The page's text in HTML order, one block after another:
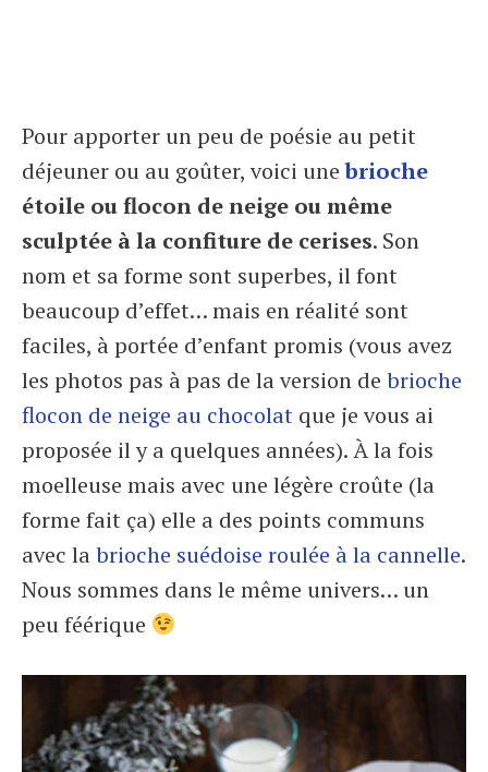
Pour apporter un peu de poésie au petit
déjeuner ou au goûter, voici unebrioche
étoile ou flocon de neige ou même
sculptée à la confiture de cerises. Son
nom et sa forme sont superbes, il font
beaucoup d’effet… mais en réalité sont
faciles, à portée d’enfant promis (vous avez
les photos pas à pas de la version de brioche
flocon de neige au chocolat que je vous ai
proposée il y a quelques années). À la fois
moelleuse mais avec une légère croûte (la
forme fait ça) elle a des points communs
avec labrioche suédoise roulée à la cannelle.
Nous sommes dans le même univers… un
peu féérique